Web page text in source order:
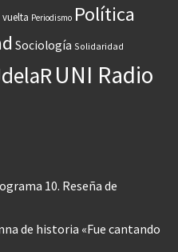
Periodismo Política
Sociología Solidaridad
UNI Radio
10. Reseña de
de historia «Fue cantando